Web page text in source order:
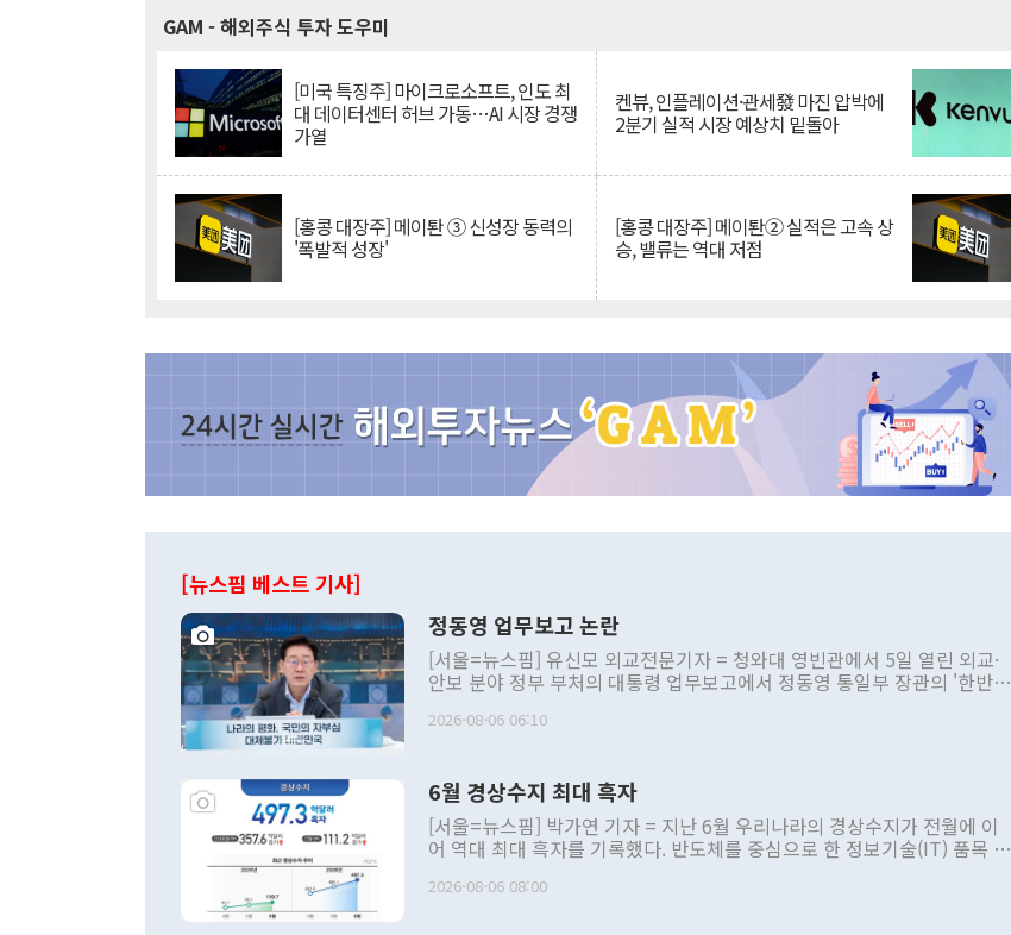
GAM - 해외주식 투자 도우미
[미국 특징주] 마이크로소프트, 인도 최
대 데이터센터 허브 가동…AI 시장 경쟁
가열
켄뷰, 인플레이션·관세發 마진 압박에
2분기 실적 시장 예상치 밑돌아
[홍콩 대장주] 메이퇀 ③ 신성장 동력의
'폭발적 성장'
[홍콩 대장주] 메이퇀② 실적은 고속 상
승, 밸류는 역대 저점
[뉴스핌 베스트 기사]
정동영 업무보고 논란
[서울=뉴스핌] 유신모 외교전문기자 = 청와대 영빈관에서 5일 열린 외교·
안보 분야 정부 부처의 대통령 업무보고에서 정동영 통일부 장관의 '한반도
발언 중에는 정부 내 조율을 거치지 않은 사안을 정책으로 추진하겠다고 공
주의적 희망에 근거한 비현실적 구상'이라는 비판을 내놨다. 그동안 정 장
관의 대북 정책 관련 발언이 물의를 빚은 적은 여러 번 있지만 대통령과 유
관 부처 장관이 공개적으로 부정적 입장을 표명한 것은 이례적이다. 정 장
관의 무리한 대북 접근법과 월권을 제어해야 한다는 목소리도 높아지고 있
다. [정동영 통일부 장관이 지난달 23일 오후 서울 종로구 정부서울청사에
2026-08-06 06:10
6월 경상수지 최대 흑자
[서울=뉴스핌] 박가연 기자 = 지난 6월 우리나라의 경상수지가 전월에 이
어 역대 최대 흑자를 기록했다. 반도체를 중심으로 한 정보기술(IT) 품목 수
료=한국은행] 한국은행이 6일 발표한 '2026년 6월 국제수지(잠정)'에 따르
2026-08-06 08:00